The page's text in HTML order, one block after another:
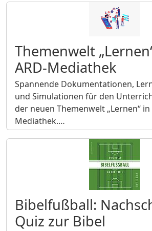
Themenwelt
ARD-Mediathek
Spannende Dokumentationen,
und Simulationen für den
der neuen Themenwelt „Lernen“ in
Mediathek.…
Bibelfußball:
Quiz zur Bibel